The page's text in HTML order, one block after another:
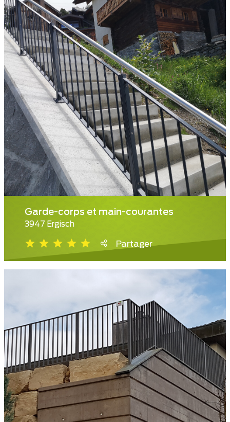
Garde-corps et main-courantes
3947 Ergisch
Partager